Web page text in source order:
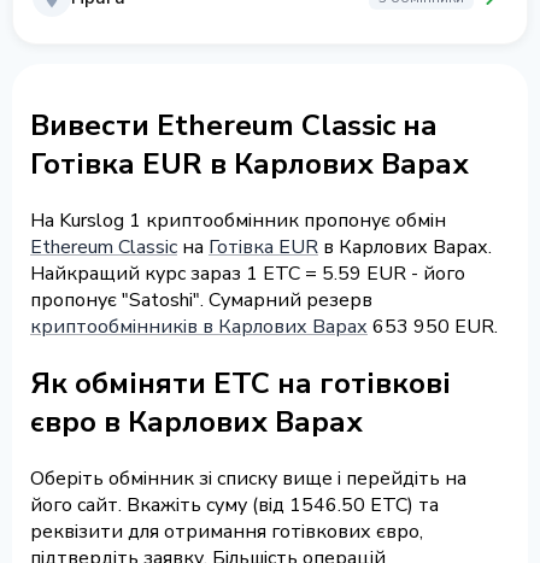
Вивести Ethereum Classic на
Готівка EUR в Карлових Варах
На Kurslog 1 криптообмінник пропонує обмін
Ethereum Classic на Готівка EUR в Карлових Варах.
Найкращий курс зараз 1 ETC = 5.59 EUR - його
пропонує "Satoshi". Сумарний резерв
криптообмінників в Карлових Варах 653 950 EUR.
Як обміняти ETC на готівкові
євро в Карлових Варах
Оберіть обмінник зі списку вище і перейдіть на
його сайт. Вкажіть суму (від 1546.50 ETC) та
реквізити для отримання готівкових євро,